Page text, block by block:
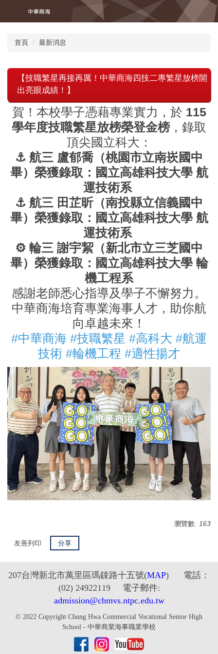
區
首頁 最新消息
【技職繁星再接再厲！中華商海四技二專繁星放榜開
出亮眼成績！】
賀！本校學子憑藉專業實力，於 115
學年度技職繁星放榜榮登金榜 ，錄取
頂尖國立科大：
⚓️ 航三 盧郁喬（桃園市立南崁國中
畢）榮獲錄取：國立高雄科技大學 航
運技術系
⚓️ 航三 田芷昕（南投縣立信義國中
畢）榮獲錄取：國立高雄科技大學 航
運技術系
⚙️ 輪三 謝宇絜（新北市立三芝國中
畢）榮獲錄取：國立高雄科技大學 輪
機工程系
感謝老師悉心指導及學子不懈努力。
中華商海培育專業海事人才，助你航
向卓越未來！
#中華商海 #技職繁星 #高科大 #航運
技術 #輪機工程 #適性揚才
瀏覽數: 163
友善列印 分享
207台灣新北市萬里區瑪鋉路十五號(MAP) 電話：
(02) 24922119 電子郵件:
admission@chmvs.ntpc.edu.tw
© 2022 Copyright Chung Hwa Commercial Vocational Senior High
School - 中華商業海事職業學校